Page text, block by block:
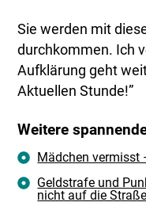
Sie werden mit
durchkommen. Ich
Aufklärung geht
Aktuellen Stunde!”
Weitere
Mädchen
Geldstrafe und
nicht auf die Straße